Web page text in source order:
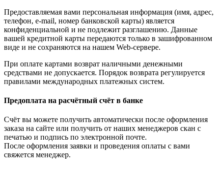
Предоставляемая вами персональная информация (имя, адрес,
телефон, e-mail, номер банковской карты) является
конфиденциальной и не подлежит разглашению. Данные
вашей кредитной карты передаются только в зашифрованном
виде и не сохраняются на нашем Web-сервере.
При оплате картами возврат наличными денежными
средствами не допускается. Порядок возврата регулируется
правилами международных платежных систем.
Предоплата на расчётный счёт в банке
Счёт вы можете получить автоматически после оформления
заказа на сайте или получить от наших менеджеров скан с
печатью и подпись по электронной почте.
После оформления заявки и проведения оплаты с вами
свяжется менеджер.